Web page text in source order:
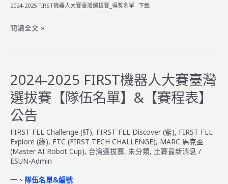
遺：
考
2024-2025 FIRST機器人大賽臺灣選拔賽_得獎名單 下載
2024-
器
人
大
賽
臺
灣
選
拔
【得
閱讀全文 »
2024-2025 FIRST機器人大賽臺灣
選拔賽【隊伍名單】&【賽程表】
公告
FIRST FLL Challenge (紅), FIRST FLL Discover (紫), FIRST FLL
Explore (綠), FTC (FIRST TECH CHALLENGE), MARC 馬克盃
(Master AI Robot Cup), 台灣選拔賽, 未分類, 比賽最新消息 /
ESUN-Admin
一、隊伍名單&編號